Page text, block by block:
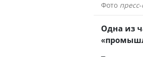
Фото
Одна из